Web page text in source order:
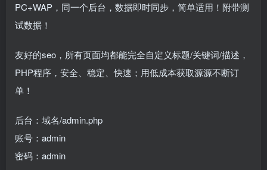
PC+WAP，同一个后台，数据即时同步，简单适用！附带测
试数据！
友好的seo，所有页面均都能完全自定义标题/关键词/描述，
PHP程序，安全、稳定、快速；用低成本获取源源不断订
单！
后台：域名/admin.php
账号：admin
密码：admin